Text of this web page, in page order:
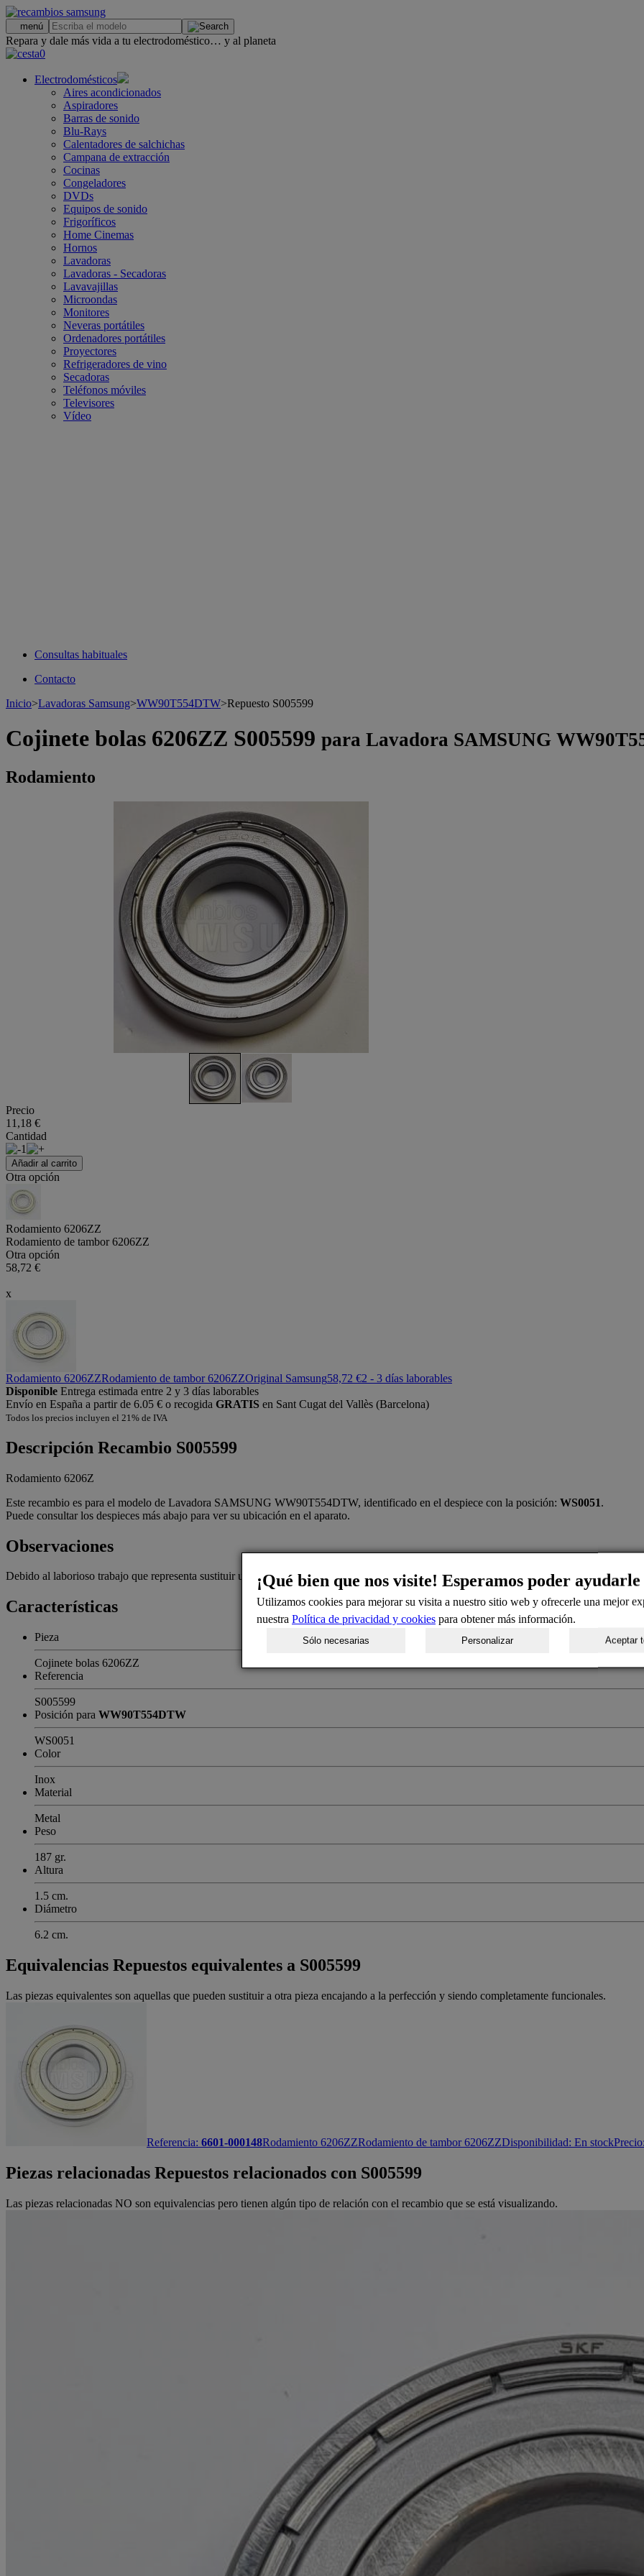
menú
Repara y dale más vida a tu electrodoméstico… y al planeta
0
Electrodomésticos
Aires acondicionados
Aspiradores
Barras de sonido
Blu-Rays
Calentadores de salchichas
Campana de extracción
Cocinas
Congeladores
DVDs
Equipos de sonido
Frigoríficos
Home Cinemas
Hornos
Lavadoras
Lavadoras - Secadoras
Lavavajillas
Microondas
Monitores
Neveras portátiles
Ordenadores portátiles
Proyectores
Refrigeradores de vino
Secadoras
Teléfonos móviles
Televisores
Vídeo
Consultas habituales
Contacto
Inicio>Lavadoras Samsung>WW90T554DTW>Repuesto S005599
Cojinete bolas 6206ZZ S005599 para Lavadora SAMSUNG
Rodamiento
Precio
11,18 €
Cantidad
1
Añadir al carrito
Otra opción
Rodamiento 6206ZZ
Rodamiento de tambor 6206ZZ
Otra opción
58,72 €
x
Rodamiento 6206ZZRodamiento de tambor 6206ZZOriginal Samsung58,72 €2 - 3 días laborables
Disponible Entrega estimada entre 2 y 3 días laborables
Envío en España a partir de 6.05 € o recogida GRATIS en Sant Cugat del Vallès (Barcelona)
Todos los precios incluyen el 21% de IVA
Descripción Recambio S005599
Rodamiento 6206Z
Este recambio es para el modelo de Lavadora SAMSUNG WW90T554DTW, identificado en el despiece con la posición: WS0051.
Puede consultar los despieces más abajo para ver su ubicación en el aparato.
Observaciones
Debido al laborioso trabajo que representa sustituir un rodamiento, es totalmente recomandable sustituir también el otro rodamiento y el retén.
Características
Pieza
Cojinete bolas 6206ZZ
Referencia
S005599
Posición para WW90T554DTW
WS0051
Color
Inox
Material
Metal
Peso
187 gr.
Altura
1.5 cm.
Diámetro
6.2 cm.
Equivalencias Repuestos equivalentes a S005599
Las piezas equivalentes son aquellas que pueden sustituir a otra pieza encajando a la perfección y siendo completamente funcionales.
Referencia: 6601-000148Rodamiento 6206ZZRodamiento de tambor 6206ZZDisponibilidad: En stockPrecio:
Piezas relacionadas Repuestos relacionados con S005599
Las piezas relacionadas NO son equivalencias pero tienen algún tipo de relación con el recambio que se está visualizando.
¡Qué bien que nos visite! Esperamos poder ayudarle
Utilizamos cookies para mejorar su visita a nuestro sitio web y ofrecerle una mejor
nuestra Política de privacidad y cookies para obtener más información.
Sólo necesarias Personalizar Aceptar